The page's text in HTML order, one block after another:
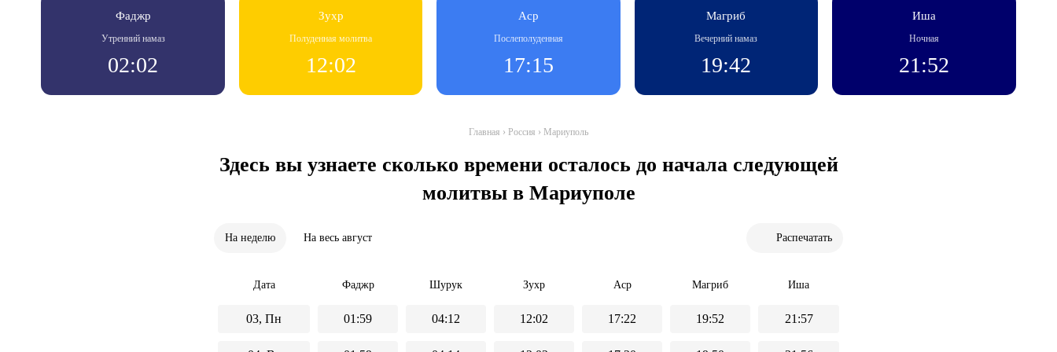
Фаджр
Утренний намаз
02:02
Зухр
Полуденная молитва
12:02
Аср
Послеполуденная
17:15
Магриб
Вечерний намаз
19:42
Иша
Ночная
21:52
Главная › Россия › Мариуполь
Здесь вы узнаете сколько времени осталось до начала следующей
молитвы в Мариуполе
На неделю На весь август Распечатать
Дата Фаджр Шурук Зухр Аср Магриб Иша
03, Пн 01:59 04:12 12:02 17:22 19:52 21:57